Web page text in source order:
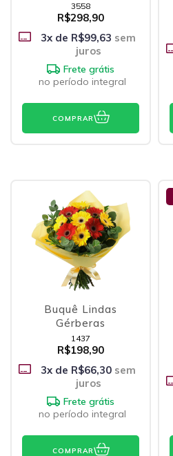
3558
R$298,90
3x de R$99,63 sem
juros
Frete grátis
no período integral
COMPRAR
Buquê Lindas
Gérberas
1437
R$198,90
3x de R$66,30 sem
juros
Frete grátis
no período integral
COMPRAR